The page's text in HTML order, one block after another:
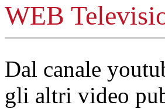
WEB
Dal canale
gli altri video